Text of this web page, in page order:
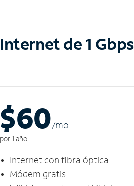
Internet de 1 Gbps
$60/mo
por 1 año
Internet con fibra óptica
Módem gratis